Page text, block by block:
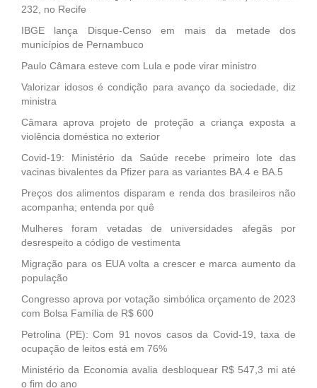
232, no Recife
IBGE lança Disque-Censo em mais da metade dos
municípios de Pernambuco
Paulo Câmara esteve com Lula e pode virar ministro
Valorizar idosos é condição para avanço da sociedade, diz
ministra
Câmara aprova projeto de proteção a criança exposta a
violência doméstica no exterior
Covid-19: Ministério da Saúde recebe primeiro lote das
vacinas bivalentes da Pfizer para as variantes BA.4 e BA.5
Preços dos alimentos disparam e renda dos brasileiros não
acompanha; entenda por quê
Mulheres foram vetadas de universidades afegãs por
desrespeito a código de vestimenta
Migração para os EUA volta a crescer e marca aumento da
população
Congresso aprova por votação simbólica orçamento de 2023
com Bolsa Família de R$ 600
Petrolina (PE): Com 91 novos casos da Covid-19, taxa de
ocupação de leitos está em 76%
Ministério da Economia avalia desbloquear R$ 547,3 mi até
o fim do ano